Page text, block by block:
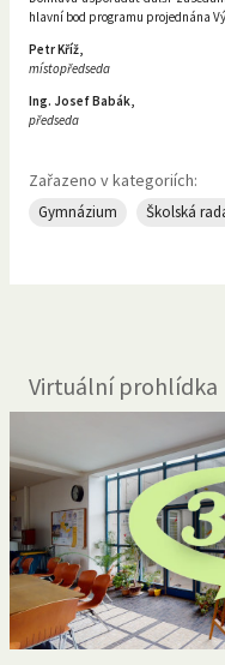
hlavní bod programu projednána
Petr Kříž,
místopředseda
Ing. Josef Babák,
předseda
Zařazeno v kategoriích:
Gymnázium Školská
Virtuální prohlídka